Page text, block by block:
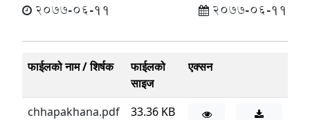
2077-06-11 2077-06-11
फाईलको नाम / शिर्षक
फाईलको
साइज
एक्सन
chhapakhana.pdf 33.36 KB